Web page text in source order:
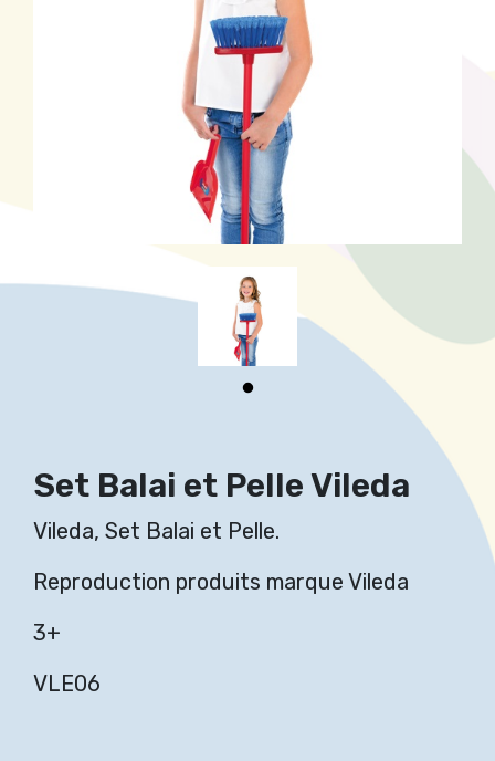
Set Balai et Pelle Vileda
Vileda, Set Balai et Pelle.
Reproduction produits marque Vileda
3+
VLE06